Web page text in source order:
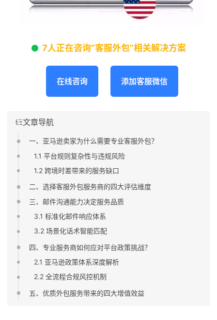
7人正在咨询“客服外包”相关解决方案
在线咨询 添加客服微信
文章导航
一、亚马逊卖家为什么需要专业客服外包？
1.1 平台规则复杂性与违规风险
1.2 跨境时差带来的服务缺口
二、选择客服外包服务商的四大评估维度
三、邮件沟通能力决定服务品质
3.1 标准化邮件响应体系
3.2 场景化话术智能匹配
四、专业服务商如何应对平台政策挑战？
2.1 亚马逊政策体系深度解析
2.2 全流程合规风控机制
五、优质外包服务带来的四大增值效益